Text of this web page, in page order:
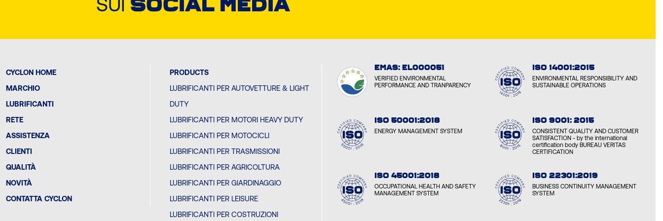
SOCIAL MEDIA
CYCLON HOME
MARCHIO
LUBRIFICANTI
RETE
ASSISTENZA
CLIENTI
QUALITÀ
NOVITÀ
CONTATTA CYCLON
PRODUCTS
LUBRIFICANTI PER AUTOVETTURE & LIGHT
DUTY
LUBRIFICANTI PER MOTORI HEAVY DUTY
LUBRIFICANTI PER MOTOCICLI
LUBRIFICANTI PER TRASMISSIONI
LUBRIFICANTI PER AGRICOLTURA
LUBRIFICANTI PER GIARDINAGGIO
LUBRIFICANTI PER LEISURE
LUBRIFICANTI PER COSTRUZIONI
EMAS: EL000051
VERIFIED ENVIRONMENTAL
PERFORMANCE AND TRANPARENCY
ISO 14001:2015
ENVIRONMENTAL RESPONSIBILITY AND
SUSTAINABLE OPERATIONS
ISO 50001:2018
ENERGY MANAGEMENT SYSTEM
ISO 9001: 2015
CONSISTENT QUALITY AND CUSTOMER
SATISFACTION - by the international
certification body BUREAU VERITAS
CERTIFICATION
ISO 45001:2018
OCCUPATIONAL HEALTH AND SAFETY
MANAGEMENT SYSTEM
ISO 22301:2019
BUSINESS CONTINUITY MANAGEMENT
SYSTEM